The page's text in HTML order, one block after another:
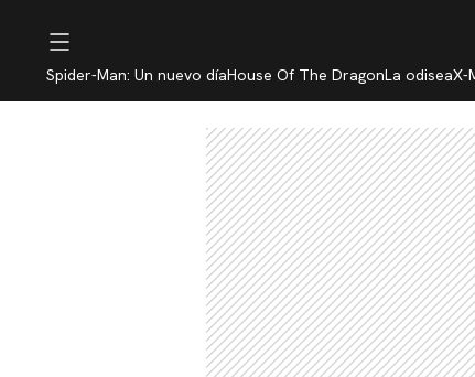
Spider-Man: Un nuevo díaHouse Of The DragonLa odiseaX-